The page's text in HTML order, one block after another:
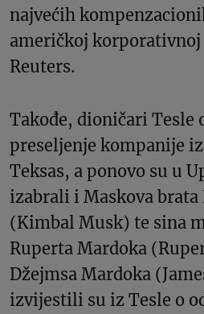
najvećih
američkoj
Reuters.
Takođe, dioničari Tesle
preseljenje kompanije
Teksas, a ponovo su u
izabrali i Maskova brata
(Kimbal Musk) te sina
Ruperta Mardoka
Džejmsa Mardoka
izvijestili su iz Tesle o